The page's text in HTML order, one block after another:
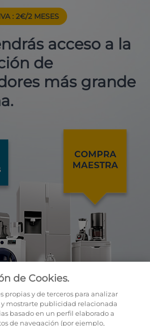
: 2€/2 MESES
acceso a la
de
más grande
de Cookies.
propias y de terceros para analizar
y mostrarte publicidad relacionada
basado en un perfil elaborado a
de navegación (por ejemplo,